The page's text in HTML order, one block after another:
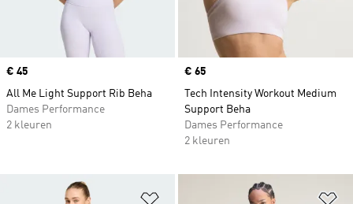
Price
€ 45
All Me Light Support Rib Beha
Dames Performance
2 kleuren
Price
€ 65
Tech Intensity Workout Medium
Support Beha
Dames Performance
2 kleuren
Op verlanglijst zetten